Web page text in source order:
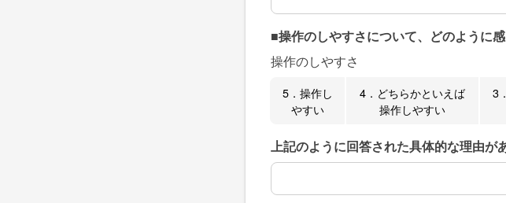
■操作のしやすさについて、どのように
操作のしやすさ
5．操作し
やすい
4．どちらかといえば
操作しやすい
3
上記のように回答された具体的な理由が
上記のように回答された具体的な理由が